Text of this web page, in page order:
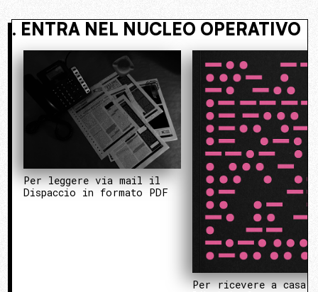
ENTRA NEL NUCLEO
Per leggere via mail il
Dispaccio in formato PDF
Per ricevere a casa i